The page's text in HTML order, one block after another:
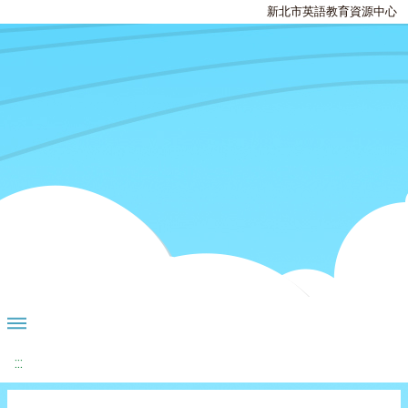
新北市英語教育資源中心
:::